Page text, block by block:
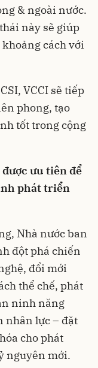
& ngoài nước.
này sẽ giúp
cách với
VCCI sẽ tiếp
phong, tạo
tốt trong cộng
ưu tiên để
phát triển
Nhà nước ban
đột phá chiến
đổi mới
thể chế, phát
ninh năng
nhân lực – đặt
cho phát
nguyên mới.